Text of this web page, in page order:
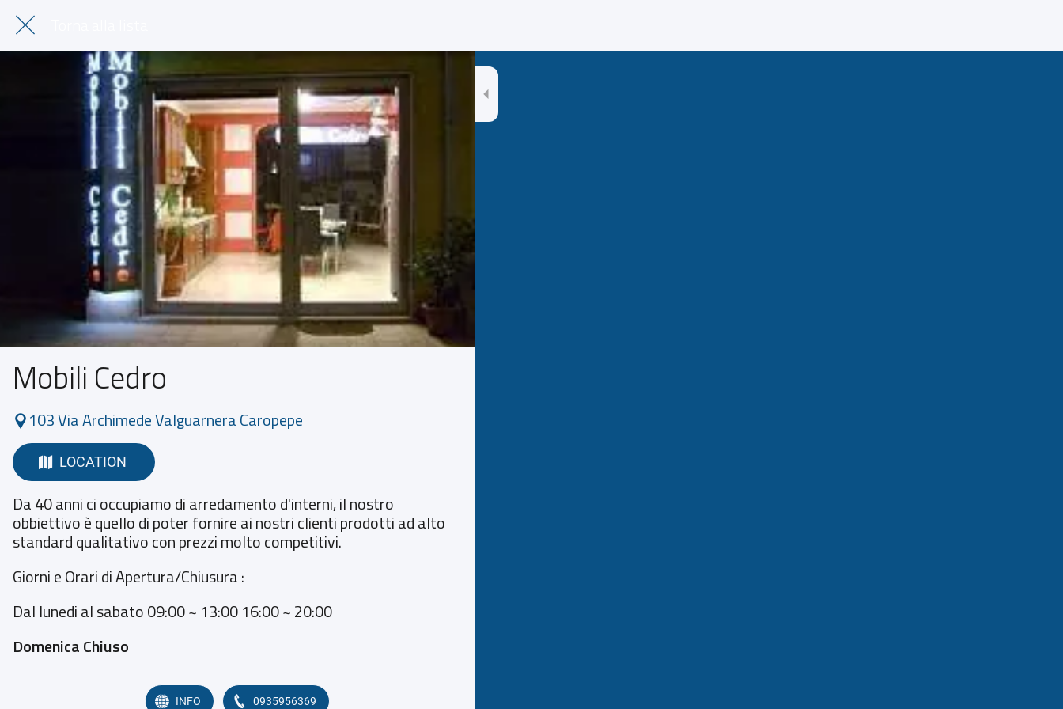
Mobili Cedro
103 Via Archimede Valguarnera Caropepe
LOCATION
Da 40 anni ci occupiamo di arredamento d'interni, il nostro
obbiettivo è quello di poter fornire ai nostri clienti prodotti ad alto
standard qualitativo con prezzi molto competitivi.
Giorni e Orari di Apertura/Chiusura :
Dal lunedi al sabato 09:00 ~ 13:00 16:00 ~ 20:00
Domenica Chiuso
INFO 0935956369